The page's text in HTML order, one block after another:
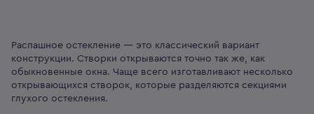
Распашное остекление — это классический вариант
конструкции. Створки открываются точно так же, как
обыкновенные окна. Чаще всего изготавливают несколько
открывающихся створок, которые разделяются секциями
глухого остекления.